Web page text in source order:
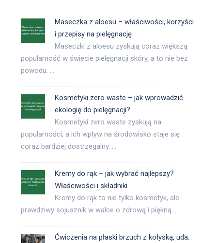
Maseczka z aloesu – właściwości, korzyści
i przepisy na pielęgnację
Maseczki z aloesu zyskują coraz większą
popularność w świecie pielęgnacji skóry, a to nie bez
powodu. …
Kosmetyki zero waste – jak wprowadzić
ekologię do pielęgnacji?
Kosmetyki zero waste zyskują na
popularności, a ich wpływ na środowisko staje się
coraz bardziej dostrzegalny. …
Kremy do rąk – jak wybrać najlepszy?
Właściwości i składniki
Kremy do rąk to nie tylko kosmetyk, ale
prawdziwy sojusznik w walce o zdrową i piękną …
Ćwiczenia na płaski brzuch z kołyską, uda.